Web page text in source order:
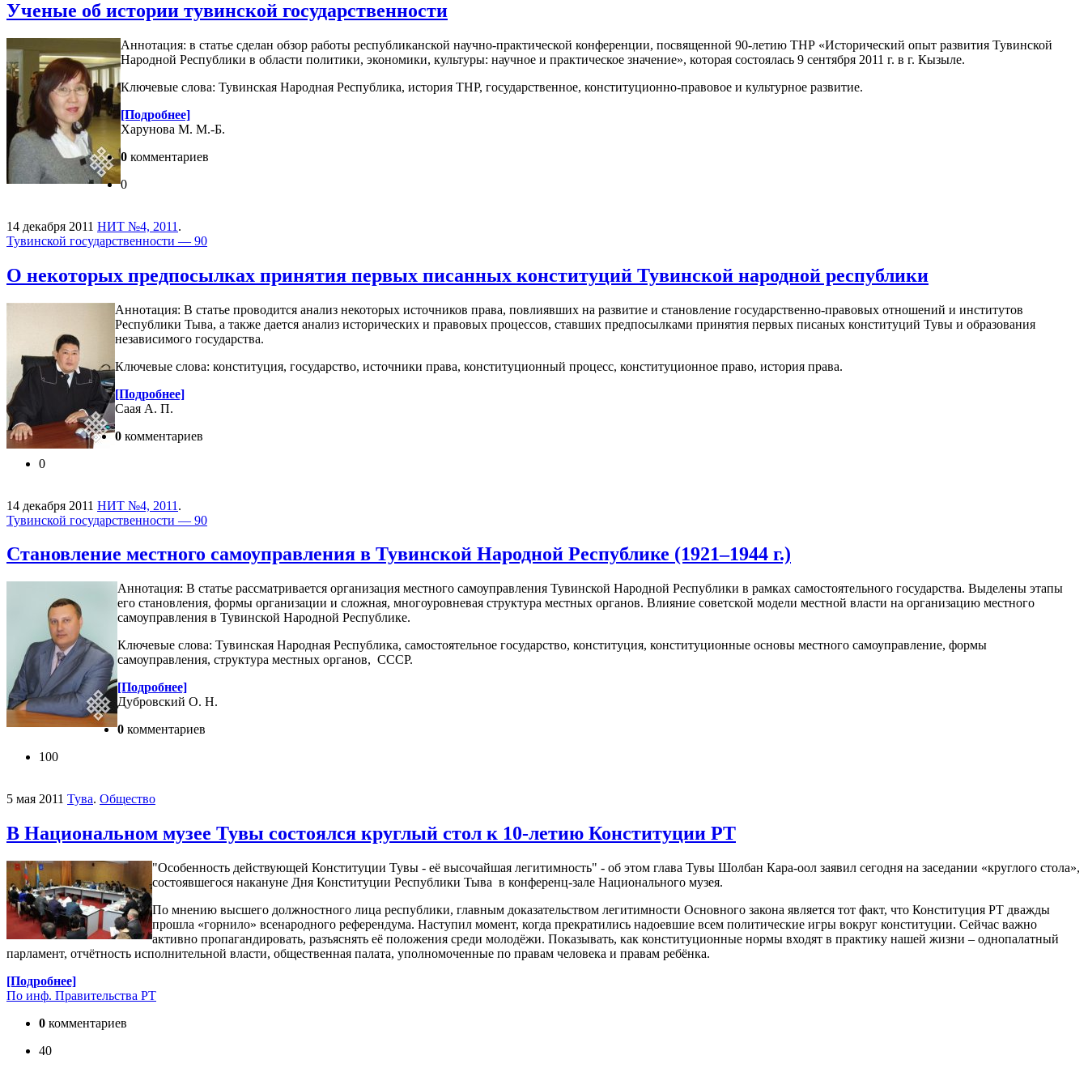
Ученые об истории тувинской государственности
Аннотация: в статье сделан обзор работы республиканской научно-практической конференции, посвященной 90-летию ТНР «Исторический опыт развития Тувинской
Народной Республики в области политики, экономики, культуры: научное и практическое значение», которая состоялась 9 сентября 2011 г. в г. Кызыле.
Ключевые слова: Тувинская Народная Республика, история ТНР, государственное, конституционно-правовое и культурное развитие.
[Подробнее]
Харунова М. М.-Б.
0 комментариев
0
14 декабря 2011 НИТ №4, 2011 .
Тувинской государственности — 90
О некоторых предпосылках принятия первых писанных конституций Тувинской народной республики
Аннотация: В статье проводится анализ некоторых источников права, повлиявших на развитие и становление государственно-правовых отношений и институтов
Республики Тыва, а также дается анализ исторических и правовых процессов, ставших предпосылками принятия первых писаных конституций Тувы и образования
независимого государства.
Ключевые слова: конституция, государство, источники права, конституционный процесс, конституционное право, история права.
[Подробнее]
Саая А. П.
0 комментариев
0
14 декабря 2011 НИТ №4, 2011 .
Тувинской государственности — 90
Становление местного самоуправления в Тувинской Народной Республике (1921–1944 г.)
Аннотация: В статье рассматривается организация местного самоуправления Тувинской Народной Республики в рамках самостоятельного государства. Выделены этапы
его становления, формы организации и сложная, многоуровневая структура местных органов. Влияние советской модели местной власти на организацию местного
самоуправления в Тувинской Народной Республике.
Ключевые слова: Тувинская Народная Республика, самостоятельное государство, конституция, конституционные основы местного самоуправление, формы
самоуправления, структура местных органов, СССР.
[Подробнее]
Дубровский О. Н.
0 комментариев
100
5 мая 2011 Тува. Общество
В Национальном музее Тувы состоялся круглый стол к 10-летию Конституции РТ
"Особенность действующей Конституции Тувы - её высочайшая легитимность" - об этом глава Тувы Шолбан Кара-оол заявил сегодня на заседании «круглого стола»,
состоявшегося накануне Дня Конституции Республики Тыва в конференц-зале Национального музея.
По мнению высшего должностного лица республики, главным доказательством легитимности Основного закона является тот факт, что Конституция РТ дважды
прошла «горнило» всенародного референдума. Наступил момент, когда прекратились надоевшие всем политические игры вокруг конституции. Сейчас важно
активно пропагандировать, разъяснять её положения среди молодёжи. Показывать, как конституционные нормы входят в практику нашей жизни – однопалатный
парламент, отчётность исполнительной власти, общественная палата, уполномоченные по правам человека и правам ребёнка.
[Подробнее]
По инф. Правительства РТ
0 комментариев
40